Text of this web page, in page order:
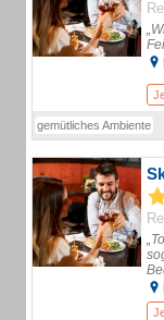
gemütliches Ambiente